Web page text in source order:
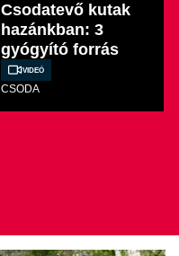
Csodatevő kutak
hazánkban: 3
gyógyító forrás
Videó
CSODA